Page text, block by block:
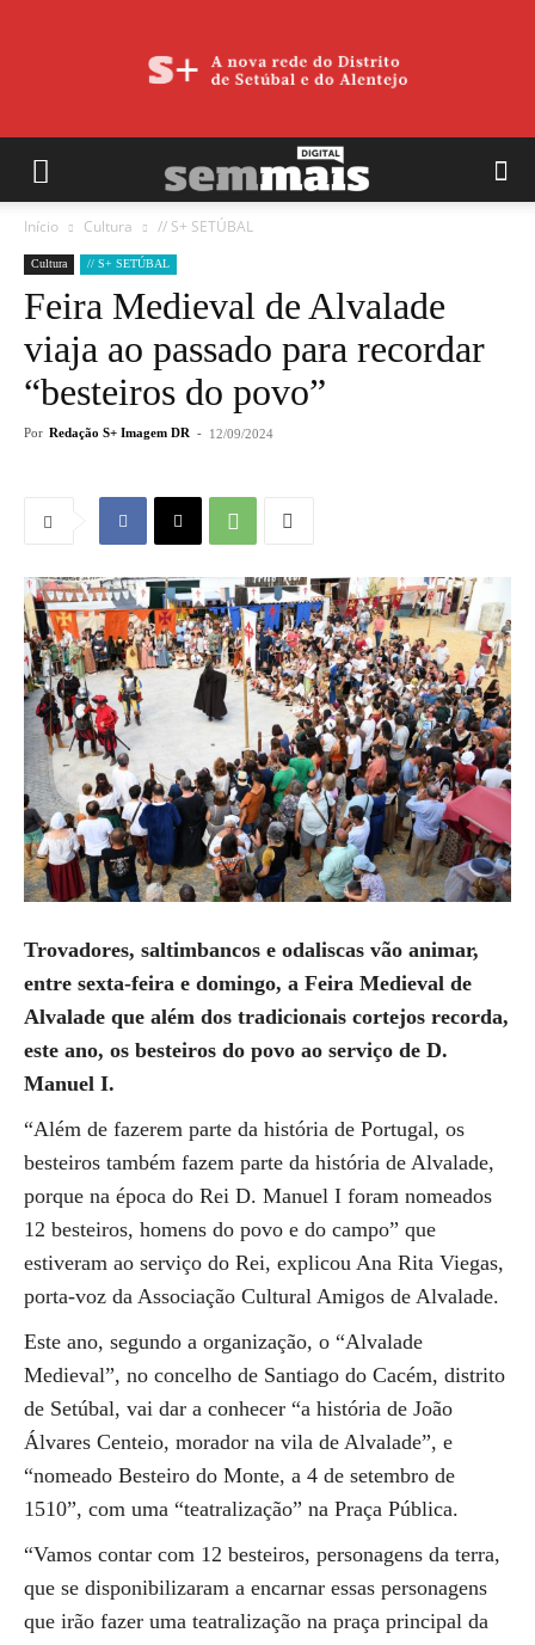
Início Cultura // S+ SETÚBAL
Cultura // S+ SETÚBAL
Feira Medieval de Alvalade
viaja ao passado para recordar
“besteiros do povo”
Por Redação S+ Imagem DR - 12/09/2024
Trovadores, saltimbancos e odaliscas vão animar,
entre sexta-feira e domingo, a Feira Medieval de
Alvalade que além dos tradicionais cortejos recorda,
este ano, os besteiros do povo ao serviço de D.
Manuel I.
“Além de fazerem parte da história de Portugal, os
besteiros também fazem parte da história de Alvalade,
porque na época do Rei D. Manuel I foram nomeados
12 besteiros, homens do povo e do campo” que
estiveram ao serviço do Rei, explicou Ana Rita Viegas,
porta-voz da Associação Cultural Amigos de Alvalade.
Este ano, segundo a organização, o “Alvalade
Medieval”, no concelho de Santiago do Cacém, distrito
de Setúbal, vai dar a conhecer “a história de João
Álvares Centeio, morador na vila de Alvalade”, e
“nomeado Besteiro do Monte, a 4 de setembro de
1510”, com uma “teatralização” na Praça Pública.
“Vamos contar com 12 besteiros, personagens da terra,
que se disponibilizaram a encarnar essas personagens
que irão fazer uma teatralização na praça principal da